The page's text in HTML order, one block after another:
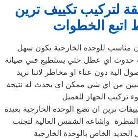
لتركيب تكييف ترين
اتبع الخطوات
مناسب للوحده الخارجية يكون سهل
حدوث اي عطل حتي يستطيع فني صيانة
الية دون عناء او مخاطر لاننا نريد
من اي شي ممكن اي يحدث له نتيجة
تركيب الجهاز للعميل
ترين ان تضع الوحدة الخارجية بعيدة
واشاعه الشمس العالية لتجنب
الحديد الخاص بالوحدة الخارجية